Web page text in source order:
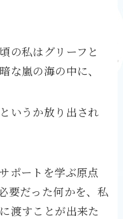
の私はグリーフと
な嵐の海の中に、
いうか放り出され
ポートを学ぶ原点
だった何かを、私
渡すことが出来た